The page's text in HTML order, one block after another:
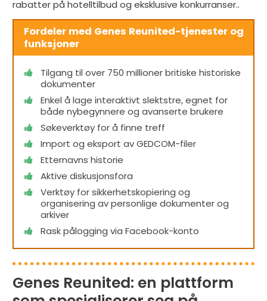
rabatter på hotelltilbud og eksklusive konkurranser..
Fordeler med Genes Reunited-tjenester og
funksjoner
Tilgang til over 750 millioner britiske historiske
dokumenter
Enkel å lage interaktivt slektstre, egnet for
både nybegynnere og avanserte brukere
Søkeverktøy for å finne treff
Import og eksport av GEDCOM-filer
Etternavns historie
Aktive diskusjonsfora
Verktøy for sikkerhetskopiering og
organisering av personlige dokumenter og
arkiver
Rask pålogging via Facebook-konto
Genes Reunited: en plattform